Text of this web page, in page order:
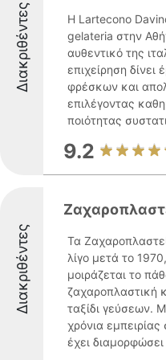
Διακριθέντες
Η Lartecono
gelateria στην
αυθεντικό της
επιχείρηση
φρέσκων και
επιλέγοντας
ποιότητας
9.2
Διακριθέντες
Τα
λίγο μετά το
μοιράζεται το
ζαχαροπλαστική
ταξίδι γεύσεων.
χρόνια
έχει